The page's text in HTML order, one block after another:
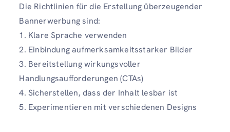
Die Richtlinien für die Erstellung überzeugender
Bannerwerbung sind:
1. Klare Sprache verwenden
2. Einbindung aufmerksamkeitsstarker Bilder
3. Bereitstellung wirkungsvoller
Handlungsaufforderungen (CTAs)
4. Sicherstellen, dass der Inhalt lesbar ist
5. Experimentieren mit verschiedenen Designs